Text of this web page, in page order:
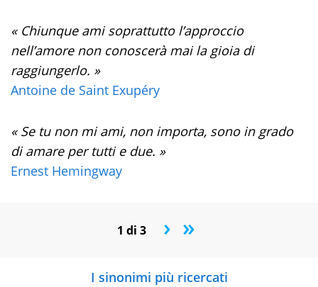
« Chiunque ami soprattutto l’approccio
nell’amore non conoscerà mai la gioia di
raggiungerlo. »
Antoine de Saint Exupéry
« Se tu non mi ami, non importa, sono in grado
di amare per tutti e due. »
Ernest Hemingway
1 di 3 › »
I sinonimi più ricercati